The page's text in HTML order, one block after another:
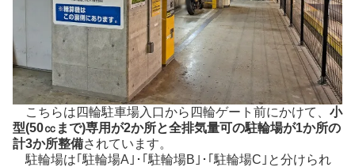
こちらは四輪駐車場入口から四輪ゲート前にかけて、 小
型(50㏄まで)専用が2か所と全排気量可の駐輪場が1か所の
計3か所整備されています。
駐輪場は｢駐輪場A｣･｢駐輪場B｣･｢駐輪場C｣と分けられ